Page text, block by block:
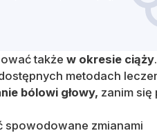
także w okresie ciąży
metodach
bólowi głowy, zanim się
spowodowane zmianami